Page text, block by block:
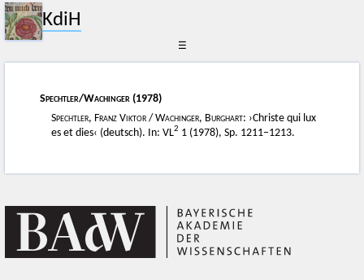
KdiH
☰
Spechtler/Wachinger (1978)
Spechtler, Franz Viktor /Wachinger, Burghart: ›Christe qui lux
es et dies‹ (deutsch). In: VL2 1 (1978), Sp. 1211−1213.